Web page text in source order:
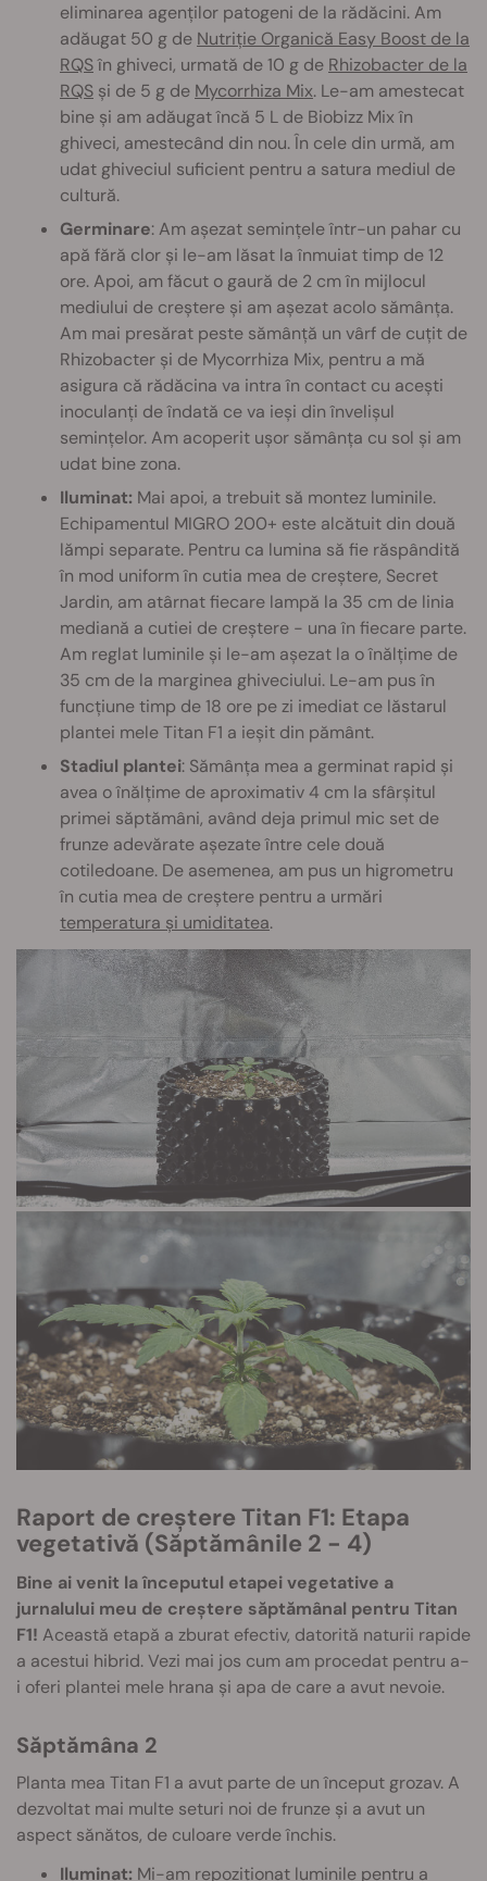
eliminarea agenților patogeni de la rădăcini. Am
adăugat 50 g de Nutriție Organică Easy Boost de la
RQSîn ghiveci, urmată de 10 g de Rhizobacter de la
RQS și de 5 g de Mycorrhiza Mix. Le-am amestecat
bine și am adăugat încă 5 L de Biobizz Mix în
ghiveci, amestecând din nou. În cele din urmă, am
udat ghiveciul suficient pentru a satura mediul de
cultură.
Germinare: Am așezat semințele într-un pahar cu
apă fără clor și le-am lăsat la înmuiat timp de 12
ore. Apoi, am făcut o gaură de 2 cm în mijlocul
mediului de creștere și am așezat acolo sămânța.
Am mai presărat peste sămânță un vârf de cuțit de
Rhizobacter și de Mycorrhiza Mix, pentru a mă
asigura că rădăcina va intra în contact cu acești
inoculanți de îndată ce va ieși din învelișul
semințelor. Am acoperit ușor sămânța cu sol și am
udat bine zona.
Iluminat: Mai apoi, a trebuit să montez luminile.
Echipamentul MIGRO 200+ este alcătuit din două
lămpi separate. Pentru ca lumina să fie răspândită
în mod uniform în cutia mea de creștere, Secret
Jardin, am atârnat fiecare lampă la 35 cm de linia
mediană a cutiei de creștere - una în fiecare parte.
Am reglat luminile și le-am așezat la o înălțime de
35 cm de la marginea ghiveciului. Le-am pus în
funcțiune timp de 18 ore pe zi imediat ce lăstarul
plantei mele Titan F1 a ieșit din pământ.
Stadiul plantei: Sămânța mea a germinat rapid și
avea o înălțime de aproximativ 4 cm la sfârșitul
primei săptămâni, având deja primul mic set de
frunze adevărate așezate între cele două
cotiledoane. De asemenea, am pus un higrometru
în cutia mea de creștere pentru a urmări
temperatura și umiditatea.
Raport de creștere Titan F1: Etapa
vegetativă (Săptămânile 2 - 4)
Bine ai venit la începutul etapei vegetative a
jurnalului meu de creștere săptămânal pentru Titan
F1! Această etapă a zburat efectiv, datorită naturii rapide
a acestui hibrid. Vezi mai jos cum am procedat pentru a-
i oferi plantei mele hrana și apa de care a avut nevoie.
Săptămâna 2
Planta mea Titan F1 a avut parte de un început grozav. A
dezvoltat mai multe seturi noi de frunze și a avut un
aspect sănătos, de culoare verde închis.
Iluminat: Mi-am repoziționat luminile pentru a